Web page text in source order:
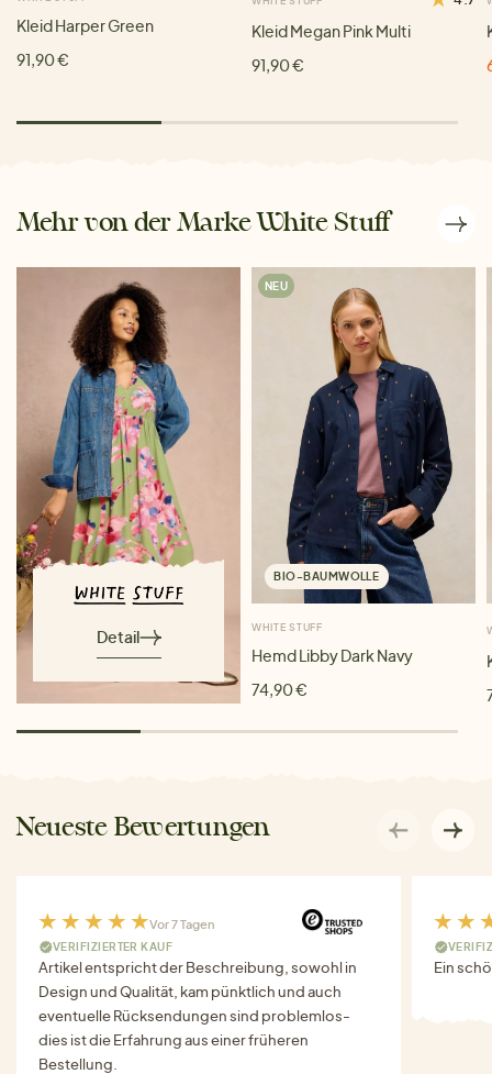
Kleid Harper Green
91,90 €
Kleid Megan Pink Multi
91,90 €
Mehr von der Marke White Stuff
Detail
NEU
BIO-BAUMWOLLE
WHITE STUFF
Hemd Libby Dark Navy
74,90 €
Neueste Bewertungen
Vor 7 Tagen
VERIFIZIERTER KAUF
Artikel entspricht der Beschreibung, sowohl in
Design und Qualität, kam pünktlich und auch
eventuelle Rücksendungen sind problemlos-
dies ist die Erfahrung aus einer früheren
Bestellung.
Ein